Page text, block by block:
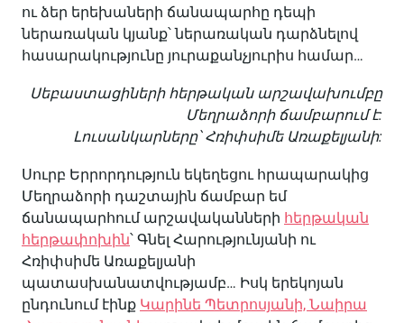
ու ձեր երեխաների ճանապարհը դեպի
ներառական կյանք՝ ներառական դարձնելով
հասարակությունը յուրաքանչյուրիս համար…
Սեբաստացիների հերթական արշավախումբը
Մեղրաձորի ճամբարում է:
Լուսանկարները՝ Հռիփսիմե Առաքելյանի:
Սուրբ Երրորդություն եկեղեցու հրապարակից
Մեղրաձորի դաշտային ճամբար եմ
ճանապարհում արշավականների հերթական
հերթափոխին՝ Գնել Հարությունյանի ու
Հռիփսիմե Առաքելյանի
պատասխանատվությամբ… Իսկ երեկոյան
ընդունում էինք Կարինե Պետրոսյանի, Նաիրա